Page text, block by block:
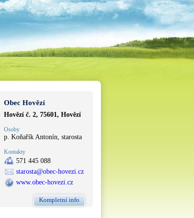
Obec Hovězí
Hovězí č. 2, 75601, Hovězí
Osoby
p. Koňařík Antonín, starosta
Kontakty
571 445 088
starosta@obec-hovezi.cz
www.obec-hovezi.cz
Kompletní info